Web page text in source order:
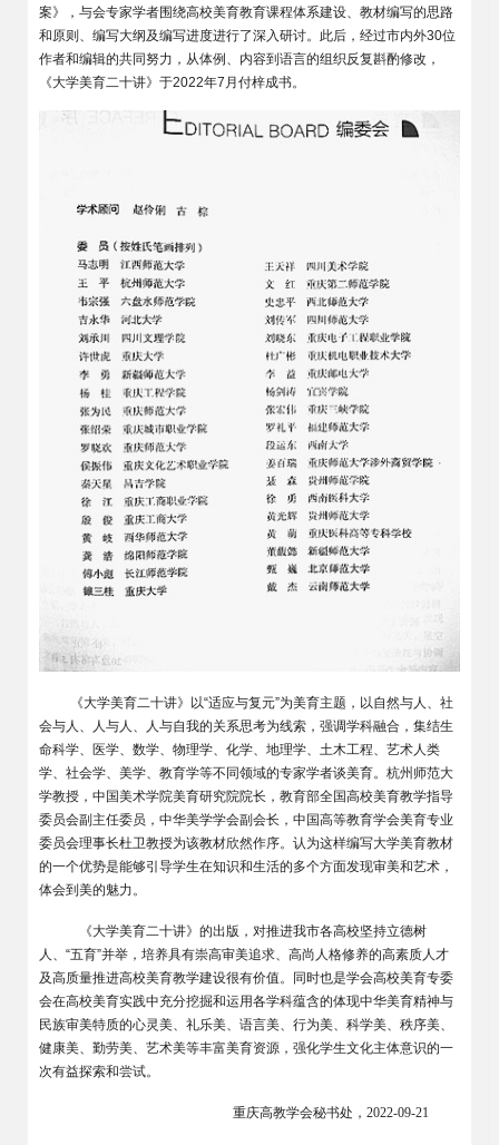
案》，与会专家学者围绕高校美育教育课程体系建设、教材编写的思路
和原则、编写大纲及编写进度进行了深入研讨。此后， 经过市内外30位
作者和编辑的共同努力，从体例、内容到语言的组织反复斟酌修改，
《大学美育二十讲》于2022年7月付梓成书。
《大学美育二十讲》以“适应与复元”为美育主题，以自然与人、社
会与人、人与人、人与自我的关系思考为线索，强调学科融合，集结生
命科学、医学、数学、物理学、化学、地理学、土木工程、艺术人类
学、社会学、美学、教育学等不同领域的专家学者谈美育。杭州师范大
学教授，中国美术学院美育研究院院长，教育部全国高校美育教学指导
委员会副主任委员，中华美学学会副会长，中国高等教育学会美育专业
委员会理事长杜卫教授为该教材欣然作序。认为这样编写大学美育教材
的一个优势是能够引导学生在知识和生活的多个方面发现审美和艺术，
体会到美的魅力。
《大学美育二十讲》的出版，对推进我市各高校坚持立德树
人、“五育”并举，培养具有崇高审美追求、高尚人格修养的高素质人才
及高质量推进高校美育教学建设很有价值。同时也是学会高校美育专委
会在高校美育实践中充分挖掘和运用各学科蕴含的体现中华美育精神与
民族审美特质的心灵美、礼乐美、语言美、行为美、科学美、秩序美、
健康美、勤劳美、艺术美等丰富美育资源，强化学生文化主体意识的一
次有益探索和尝试。
重庆高教学会秘书处，2022-09-21